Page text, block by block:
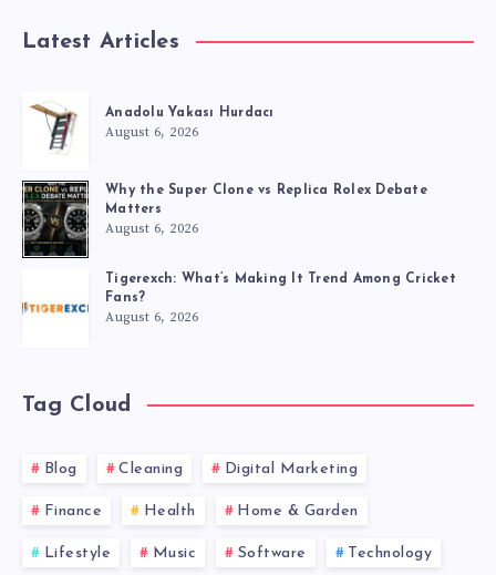
Latest Articles
Anadolu Yakası Hurdacı
August 6, 2026
Why the Super Clone vs Replica Rolex Debate
Matters
August 6, 2026
Tigerexch: What’s Making It Trend Among Cricket
Fans?
August 6, 2026
Tag Cloud
Blog Cleaning Digital Marketing
Finance Health Home & Garden
Lifestyle Music Software Technology